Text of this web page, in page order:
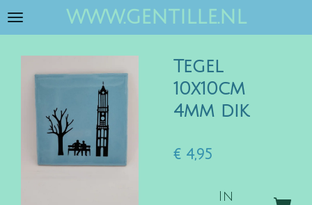
Ga
www.gentille.nl
Tegel
10x10cm
4mm dik
€ 4,95
In